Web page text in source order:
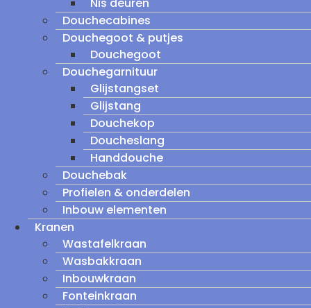
Douchecabines
Douchegoot & putjes
Douchegoot
Douchegarnituur
Glijstangset
Glijstang
Douchekop
Doucheslang
Handdouche
Douchebak
Profielen & onderdelen
Inbouw elementen
Kranen
Wastafelkraan
Wasbakkraan
Inbouwkraan
Fonteinkraan